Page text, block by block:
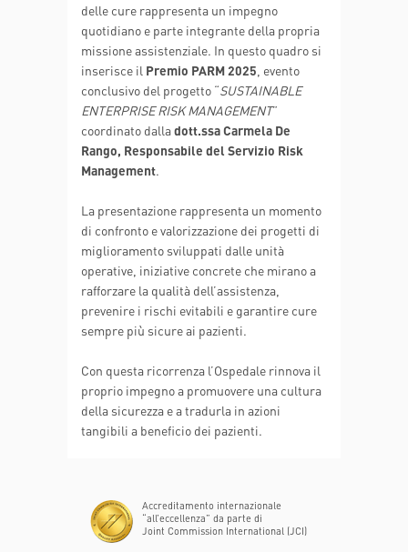
delle cure rappresenta un impegno
quotidiano e parte integrante della propria
missione assistenziale. In questo quadro si
inserisce il Premio PARM 2025 , evento
conclusivo del progetto “SUSTAINABLE
ENTERPRISE RISK MANAGEMENT”
coordinato dalladott.ssa Carmela De
Rango, Responsabile del Servizio Risk
Management
La presentazione rappresenta un momento
di confronto e valorizzazione dei progetti di
miglioramento sviluppati dalle unità
operative, iniziative concrete che mirano a
rafforzare la qualità dell’assistenza,
prevenire i rischi evitabili e garantire cure
sempre più sicure ai pazienti.
Con questa ricorrenza l’Ospedale rinnova il
proprio impegno a promuovere una cultura
della sicurezza e a tradurla in azioni
tangibili a beneficio dei pazienti.
Accreditamento internazionale
“all’eccellenza” da parte di
Joint Commission International (JCI)